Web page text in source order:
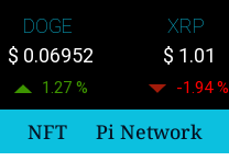
DOGE
$ 0.06952
1.27 %
XRP
$ 1.01
-1.94 %
NFT Pi Network